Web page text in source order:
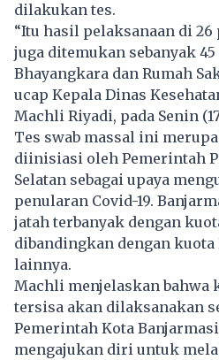
dilakukan tes.
“Itu hasil pelaksanaan di
juga ditemukan sebanyak
Bhayangkara dan Rumah
ucap Kepala Dinas
Machli Riyadi, pada Senin
Tes swab massal ini
diinisiasi oleh Pemerintah
Selatan sebagai upaya
penularan Covid-19.
jatah terbanyak dengan
dibandingkan dengan kuota
lainnya.
Machli menjelaskan bahwa
tersisa akan dilaksanakan
Pemerintah Kota
mengajukan diri untuk